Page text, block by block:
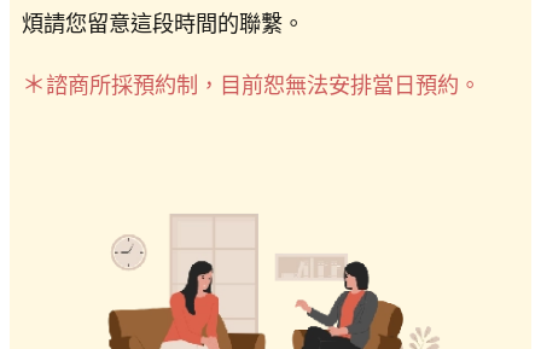
煩請您留意這段時間的聯繫。
＊諮商所採預約制，目前恕無法安排當日預約。